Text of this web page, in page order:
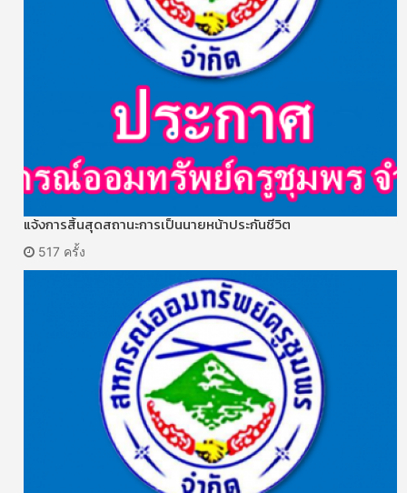
แจ้งการสิ้นสุดสถานะการเป็นนายหน้าประกันชีวิต
517 ครั้ง